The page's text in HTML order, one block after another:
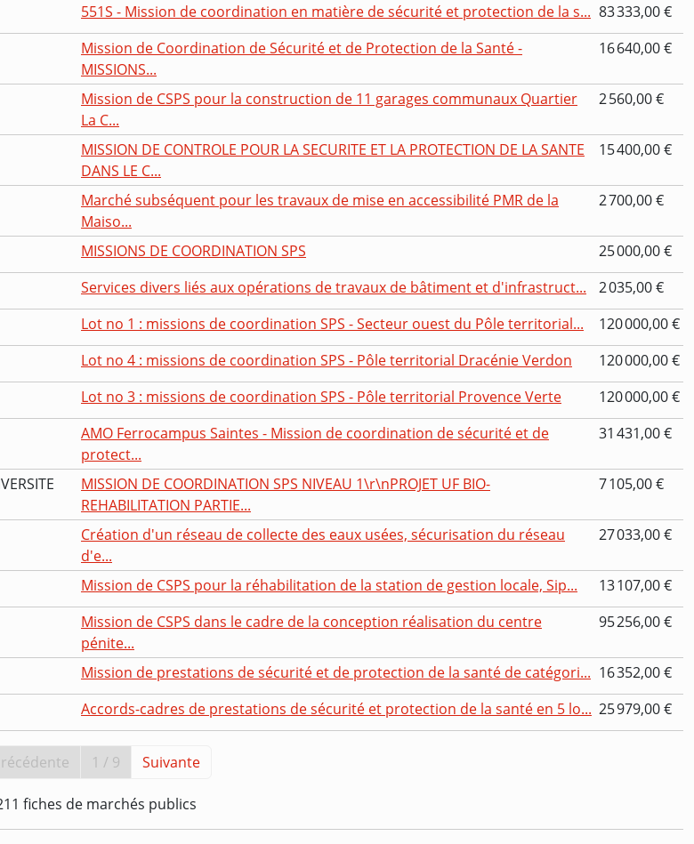
551S - Mission de coordination en matière de sécurité et protection de la s... 83 333,00 €
Mission de Coordination de Sécurité et de Protection de la Santé -
MISSIONS...
16 640,00 €
Mission de CSPS pour la construction de 11 garages communaux Quartier
La C...
2 560,00 €
MISSION DE CONTROLE POUR LA SECURITE ET LA PROTECTION DE LA SANTE
DANS LE C...
15 400,00 €
Marché subséquent pour les travaux de mise en accessibilité PMR de la
Maiso...
2 700,00 €
MISSIONS DE COORDINATION SPS
25 000,00 €
Services divers liés aux opérations de travaux de bâtiment et d'infrastruct...
2 035,00 €
Lot no 1 : missions de coordination SPS - Secteur ouest du Pôle territorial...
120 000,00 €
Lot no 4 : missions de coordination SPS - Pôle territorial Dracénie Verdon
120 000,00 €
Lot no 3 : missions de coordination SPS - Pôle territorial Provence Verte
120 000,00 €
AMO Ferrocampus Saintes - Mission de coordination de sécurité et de
protect...
31 431,00 €
MISSION DE COORDINATION SPS NIVEAU 1\r\nPROJET UF BIO-
REHABILITATION PARTIE...
7 105,00 €
Création d'un réseau de collecte des eaux usées, sécurisation du réseau
d'e...
27 033,00 €
Mission de CSPS pour la réhabilitation de la station de gestion locale, Sip...
13 107,00 €
Mission de CSPS dans le cadre de la conception réalisation du centre
pénite...
95 256,00 €
Mission de prestations de sécurité et de protection de la santé de catégori... 16 352,00 €
Accords-cadres de prestations de sécurité et protection de la santé en 5 lo... 25 979,00 €
1 / 9 Suivante
fiches de marchés publics